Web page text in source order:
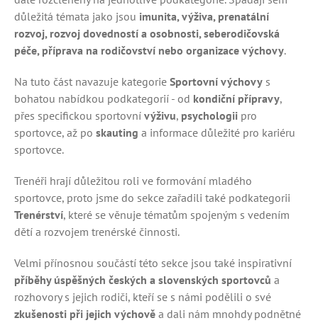
důležitá témata jako jsou imunita, výživa, prenatální
rozvoj, rozvoj dovedností a osobnosti, seberodičovská
péče, příprava na rodičovství nebo organizace výchovy.
Na tuto část navazuje kategorie Sportovní výchovy s
bohatou nabídkou podkategorií - od kondiční přípravy,
přes specifickou sportovní výživu, psychologii pro
sportovce, až po skauting a informace důležité pro kariéru
sportovce.
Trenéři hrají důležitou roli ve formování mladého
sportovce, proto jsme do sekce zařadili také podkategorii
Trenérství, které se věnuje tématům spojeným s vedením
dětí a rozvojem trenérské činnosti.
Velmi přínosnou součástí této sekce jsou také inspirativní
příběhy úspěšných českých a slovenských sportovců a
rozhovory s jejich rodiči, kteří se s námi podělili o své
zkušenosti při jejich výchově a dali nám mnohdy podnětné